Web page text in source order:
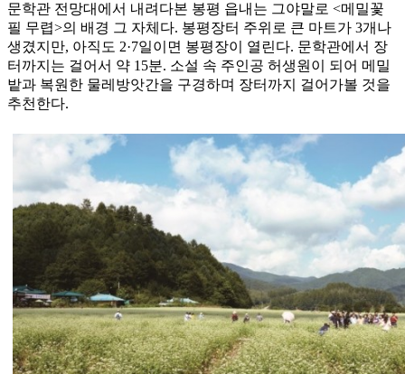
문학관 전망대에서 내려다본 봉평 읍내는 그야말로 <메밀꽃
필 무렵>의 배경 그 자체다. 봉평장터 주위로 큰 마트가 3개나
생겼지만, 아직도 2·7일이면 봉평장이 열린다. 문학관에서 장
터까지는 걸어서 약 15분. 소설 속 주인공 허생원이 되어 메밀
밭과 복원한 물레방앗간을 구경하며 장터까지 걸어가볼 것을
추천한다.